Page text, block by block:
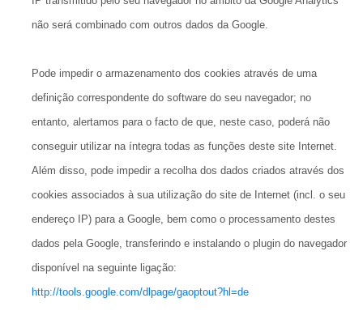
não será combinado com outros dados da Google.
Pode impedir o armazenamento dos cookies através de uma
definição correspondente do software do seu navegador; no
entanto, alertamos para o facto de que, neste caso, poderá não
conseguir utilizar na íntegra todas as funções deste site Internet.
Além disso, pode impedir a recolha dos dados criados através dos
cookies associados à sua utilização do site de Internet (incl. o seu
endereço IP) para a Google, bem como o processamento destes
dados pela Google, transferindo e instalando o plugin do navegador
disponível na seguinte ligação:
http://tools.google.com/dlpage/gaoptout?hl=de